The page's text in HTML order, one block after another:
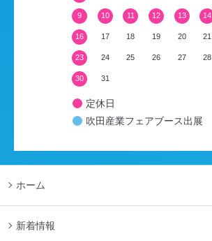
9 10 11 12 13 14
16 17 18 19 20 21
23 24 25 26 27 28
30 31
定休日
吹田産業フェアブース出展
ホーム
新着情報